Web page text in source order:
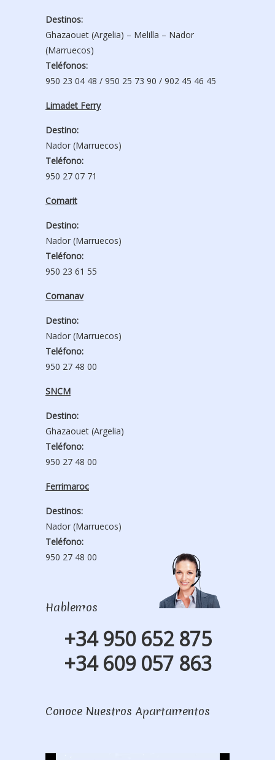
Destinos:
Ghazaouet (Argelia) – Melilla – Nador
(Marruecos)
Teléfonos:
950 23 04 48 / 950 25 73 90 / 902 45 46 45
Limadet Ferry
Destino:
Nador (Marruecos)
Teléfono:
950 27 07 71
Comarit
Destino:
Nador (Marruecos)
Teléfono:
950 23 61 55
Comanav
Destino:
Nador (Marruecos)
Teléfono:
950 27 48 00
SNCM
Destino:
Ghazaouet (Argelia)
Teléfono:
950 27 48 00
Ferrimaroc
Destinos:
Nador (Marruecos)
Teléfono:
950 27 48 00
Hablemos
+34 950 652 875
+34 609 057 863
Conoce Nuestros Apartamentos